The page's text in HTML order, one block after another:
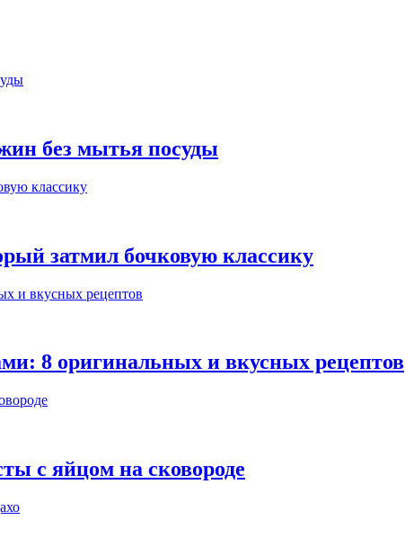
без мытья посуды
затмил бочковую классику
8 оригинальных и вкусных рецептов
с яйцом на сковороде